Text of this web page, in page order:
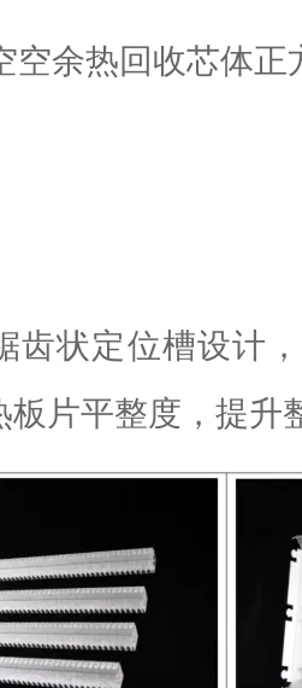
齿状定位槽设计
板片平整度，提升